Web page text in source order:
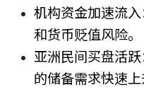
机构资金加速流
和货币贬值风险。
亚洲民间买盘活
的储备需求快速上